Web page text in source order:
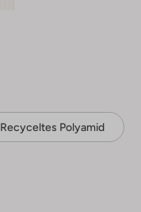
Recyceltes Polyamid